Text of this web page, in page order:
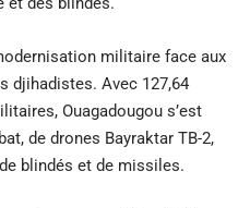
militaire face aux
djihadistes. Avec 127,64
Ouagadougou s’est
de drones Bayraktar TB-2,
blindés et de missiles.